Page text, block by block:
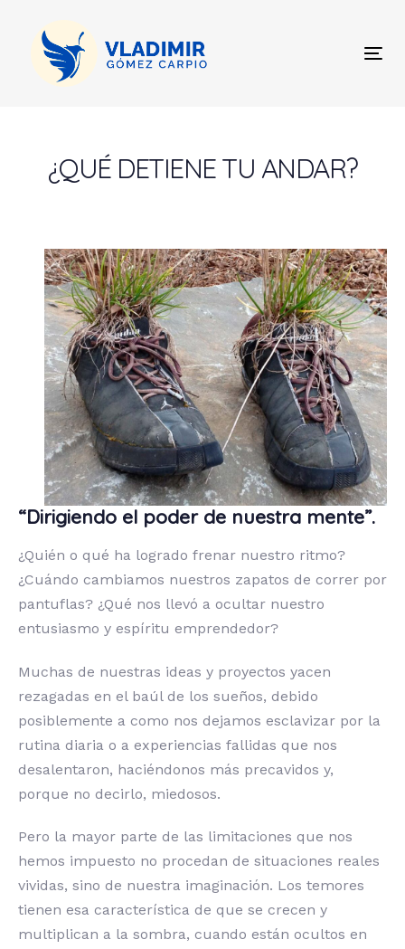
content
¿QUÉ DETIENE TU ANDAR?
“Dirigiendo el poder de nuestra mente”.
¿Quién o qué ha logrado frenar nuestro ritmo?
¿Cuándo cambiamos nuestros zapatos de correr por
pantuflas? ¿Qué nos llevó a ocultar nuestro
entusiasmo y espíritu emprendedor?
Muchas de nuestras ideas y proyectos yacen
rezagadas en el baúl de los sueños, debido
posiblemente a como nos dejamos esclavizar por la
rutina diaria o a experiencias fallidas que nos
desalentaron, haciéndonos más precavidos y,
porque no decirlo, miedosos.
Pero la mayor parte de las limitaciones que nos
hemos impuesto no procedan de situaciones reales
vividas, sino de nuestra imaginación. Los temores
tienen esa característica de que se crecen y
multiplican a la sombra, cuando están ocultos en
navigation